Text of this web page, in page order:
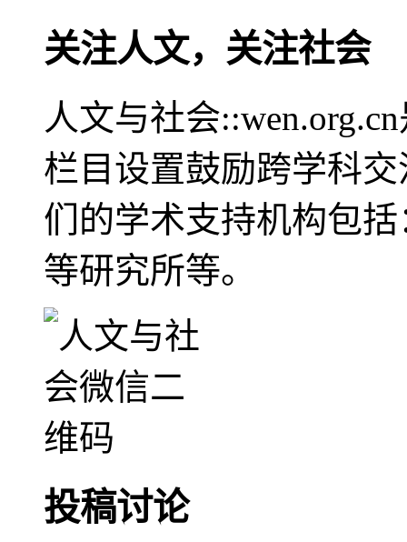
关注人文，关注社会
人文与社会
栏目设置鼓励跨学科
们的学术支持机构包
等研究所等。
投稿讨论